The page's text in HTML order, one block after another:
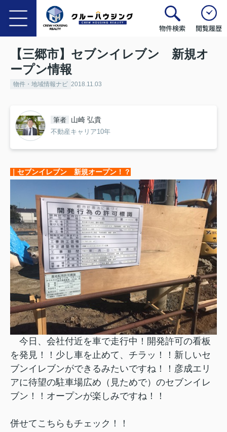
物件検索 閲覧履歴
【三郷市】セブンイレブン 新規オ
ープン情報
物件・地域情報ナビ 2018.11.03
筆者 山崎 弘貴
不動産キャリア10年
｜セブンイレブン 新規オープン！？
今日、会社付近を車で走行中！開発許可の看板
を発見！！少し車を止めて、チラッ！！ 新しいセ
ブンイレブンができるみたいですね！！彦成エリ
アに待望の駐車場広め（見ためで）のセブンイレ
ブン！！オープンが楽しみですね！！
併せてこちらもチェック！！